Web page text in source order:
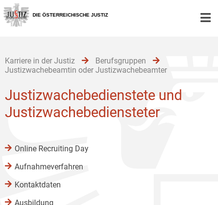
Zur
Hauptnavigation
[1]
Zum
Inhalt
[2]
Zum
Untermenü
[3]
DIE ÖSTERREICHISCHE JUSTIZ
Karriere in der Justiz
Berufsgruppen
Justizwachebeamtin oder Justizwachebeamter
Justizwachebedienstete und
Justizwachebediensteter
Online Recruiting Day
Aufnahmeverfahren
Kontaktdaten
Ausbildung